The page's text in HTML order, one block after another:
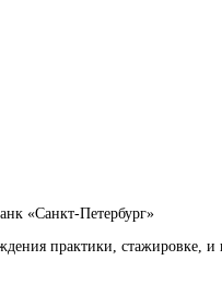
«Санкт-Петербург»
практики, стажировке, и